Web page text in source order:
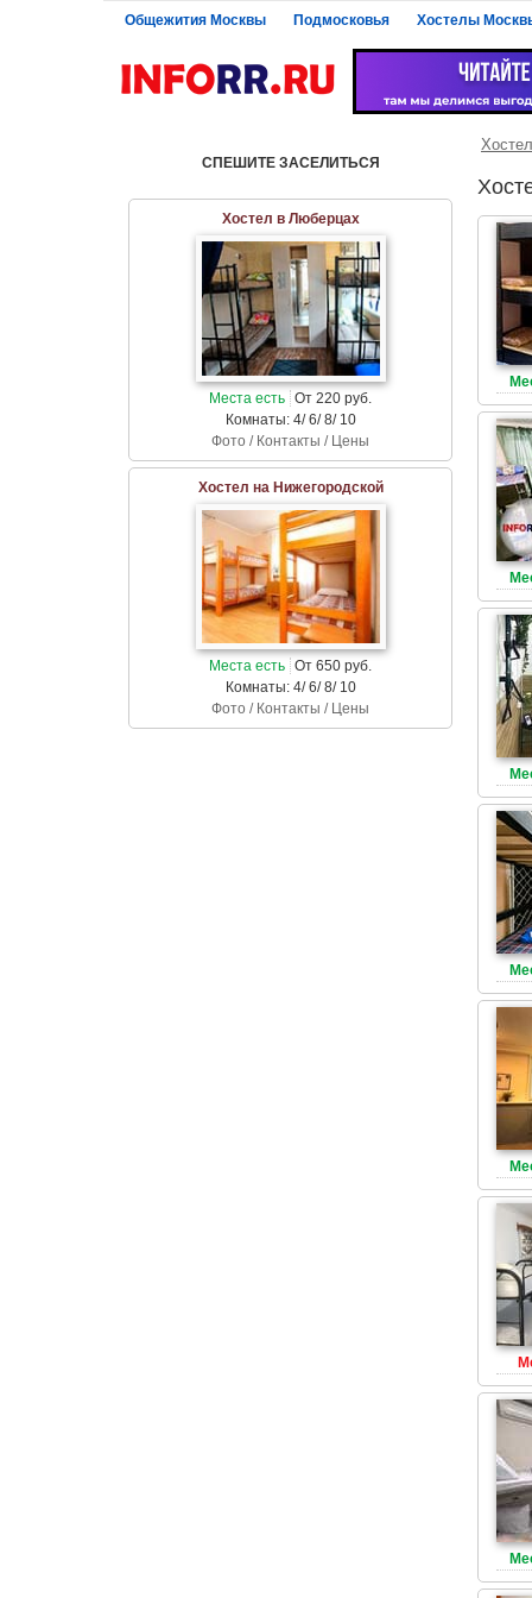
Общежития Москвы Подмосковья Хостелы
СПЕШИТЕ ЗАСЕЛИТЬСЯ
Хостел в Люберцах
Места есть От 220 руб.
Комнаты: 4/ 6/ 8/ 10
Фото / Контакты / Цены
Хостел на Нижегородской
Места есть От 650 руб.
Комнаты: 4/ 6/ 8/ 10
Фото / Контакты / Цены